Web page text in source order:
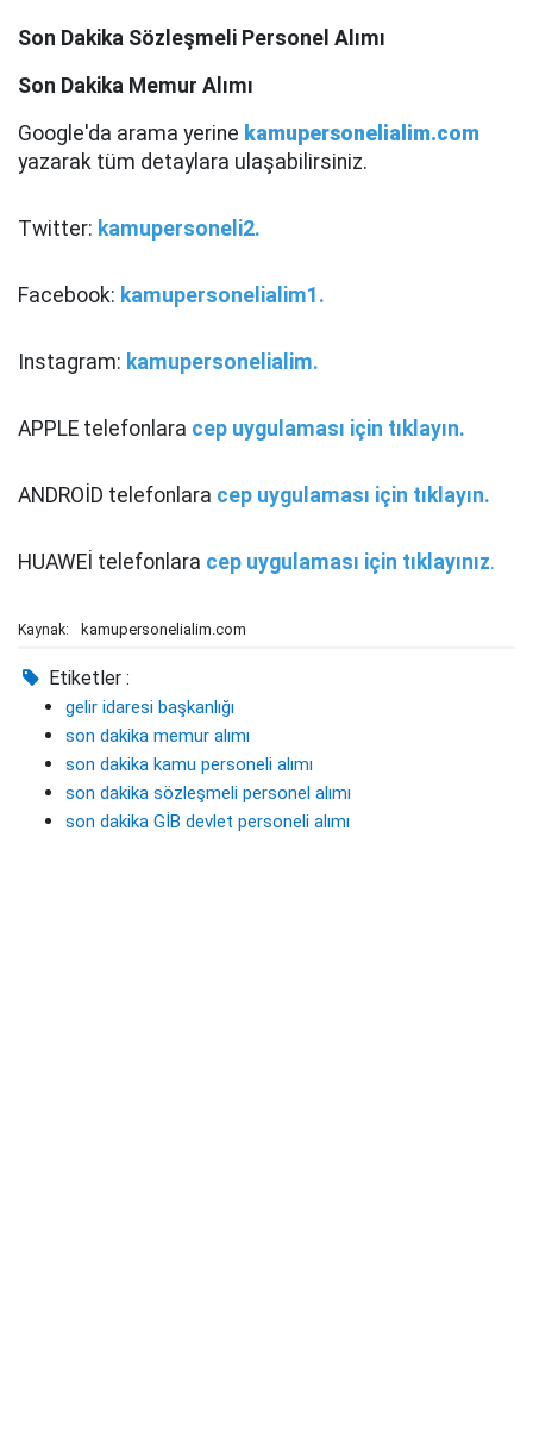
Son Dakika Sözleşmeli Personel Alımı
Son Dakika Memur Alımı
Google'da arama yerine kamupersonelialim.com
yazarak tüm detaylara ulaşabilirsiniz.
Twitter: kamupersoneli2.
Facebook: kamupersonelialim1.
Instagram: kamupersonelialim.
APPLE telefonlara cep uygulaması için tıklayın.
ANDROİD telefonlara cep uygulaması için tıklayın.
HUAWEİ telefonlara cep uygulaması için tıklayınız.
Kaynak: kamupersonelialim.com
Etiketler :
gelir idaresi başkanlığı
son dakika memur alımı
son dakika kamu personeli alımı
son dakika sözleşmeli personel alımı
son dakika GİB devlet personeli alımı